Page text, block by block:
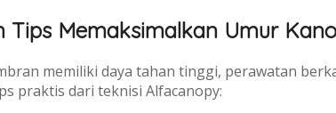
Tips Memaksimalkan Umur
memiliki daya tahan tinggi, perawatan
praktis dari teknisi Alfacanopy: